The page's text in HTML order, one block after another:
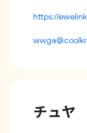
https://
チュヤ